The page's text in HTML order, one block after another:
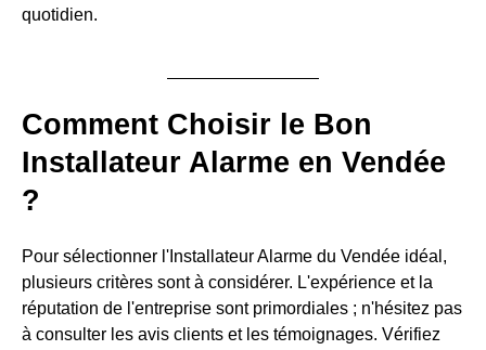
quotidien.
Comment Choisir le Bon
Installateur Alarme en Vendée
?
Pour sélectionner l'Installateur Alarme du Vendée idéal,
plusieurs critères sont à considérer. L'expérience et la
réputation de l'entreprise sont primordiales ; n'hésitez pas
à consulter les avis clients et les témoignages. Vérifiez